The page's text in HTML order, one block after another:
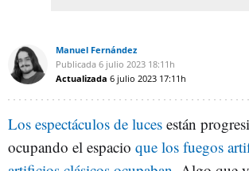
Manuel Fernández
Publicada 6 julio 2023 18:11h
Actualizada 6 julio 2023 17:11h
Los espectáculos de luces están
ocupando el espacio que los fuegos